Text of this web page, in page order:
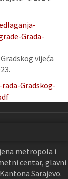
Grada-
vijeća
Gradskog-
metropola i
centar, glavni
Sarajevo.